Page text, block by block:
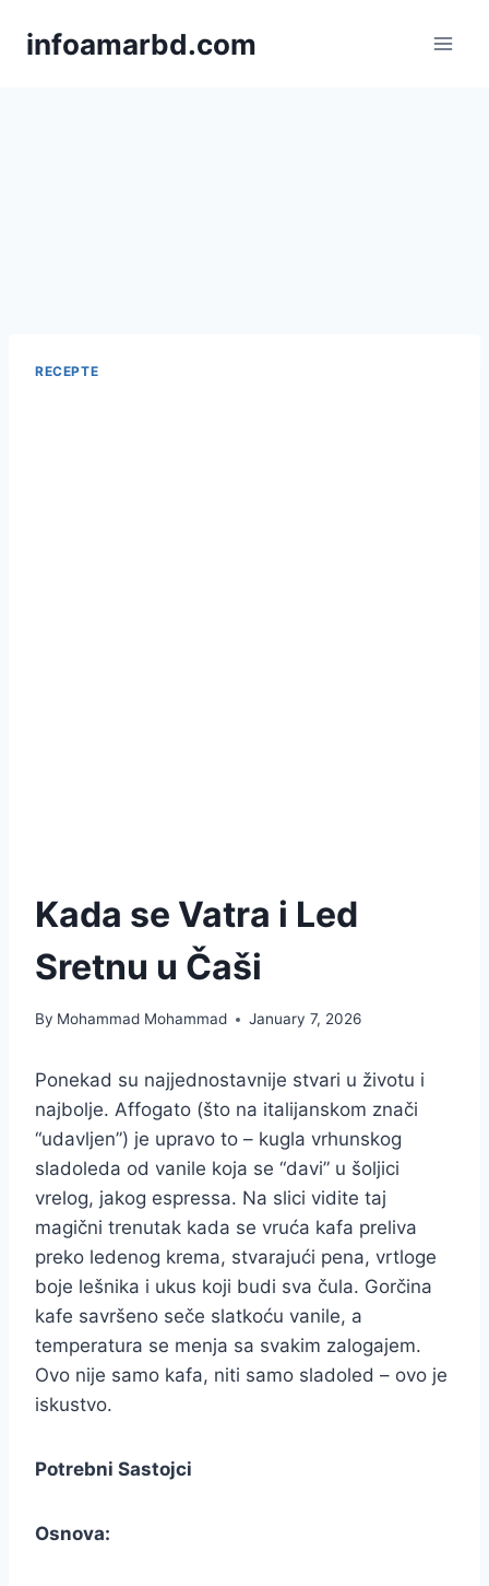
infoamarbd.com
RECEPTE
Kada se Vatra i Led
Sretnu u Čaši
By Mohammad Mohammad January 7, 2026
Ponekad su najjednostavnije stvari u životu i
najbolje. Affogato (što na italijanskom znači
“udavljen”) je upravo to – kugla vrhunskog
sladoleda od vanile koja se “davi” u šoljici
vrelog, jakog espressa. Na slici vidite taj
magični trenutak kada se vruća kafa preliva
preko ledenog krema, stvarajući pena, vrtloge
boje lešnika i ukus koji budi sva čula. Gorčina
kafe savršeno seče slatkoću vanile, a
temperatura se menja sa svakim zalogajem.
Ovo nije samo kafa, niti samo sladoled – ovo je
iskustvo.
Potrebni Sastojci
Osnova: